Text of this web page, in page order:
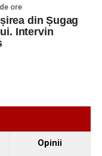
ore
din Șugag
Intervin
Opinii